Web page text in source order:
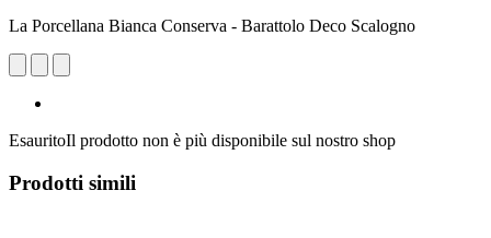
La Porcellana Bianca Conserva - Barattolo Deco Scalogno
EsauritoIl prodotto non è più disponibile sul nostro shop
Prodotti simili